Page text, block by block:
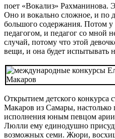
поет «Вокализ» Рахманинова.
Оно и вокально сложное, и по
большого содержания. Потом у
педагогом, и педагог со мной
случай, потому что этой
вещи, и она будет испытывать
Открытием детского конкурса
Макаров из Самары,
исполнения юным певцом
Люлли ему единодушно
возможных семи. Жюри,